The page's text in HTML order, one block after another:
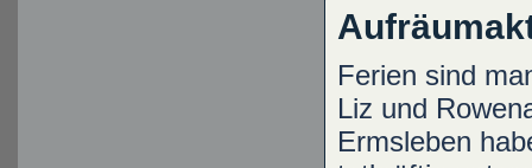
Ferien sind
Liz und
Ermsleben